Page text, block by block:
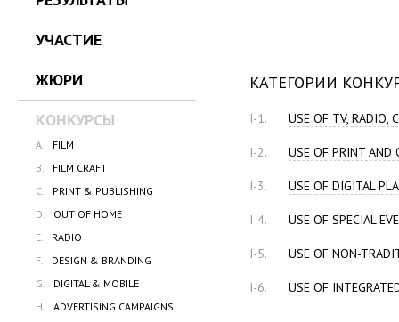
УЧАСТИЕ
ЖЮРИ
КОНКУРСЫ
A.
FILM
B.
FILM CRAFT
C.
PRINT & PUBLISHING
D.
OUT OF HOME
E.
RADIO
F.
DESIGN & BRANDING
G.
DIGITAL & MOBILE
H.
ADVERTISING CAMPAIGNS
КАТЕГОРИИ
I-1. USE OF TV, RADIO,
I-2. USE OF PRINT AND
I-3. USE OF DIGITAL
I-4. USE OF SPECIAL
I-5. USE OF NON-
I-6. USE OF